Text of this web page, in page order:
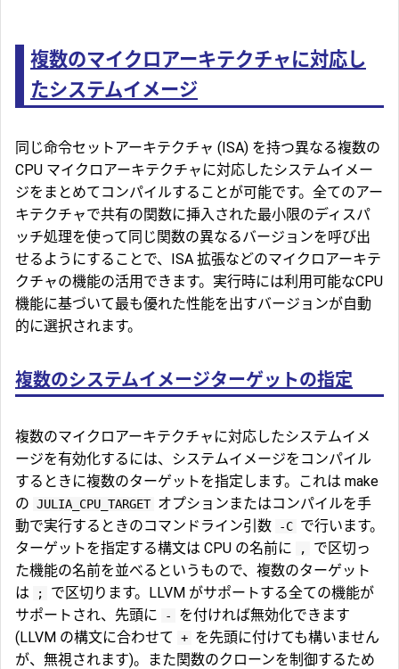
複数のマイクロアーキテクチャに対応し
たシステムイメージ
同じ命令セットアーキテクチャ (ISA) を持つ異なる複数の
CPU マイクロアーキテクチャに対応したシステムイメー
ジをまとめてコンパイルすることが可能です。全てのアー
キテクチャで共有の関数に挿入された最小限のディスパ
ッチ処理を使って同じ関数の異なるバージョンを呼び出
せるようにすることで、ISA 拡張などのマイクロアーキテ
クチャの機能の活用できます。実行時には利用可能なCPU
機能に基づいて最も優れた性能を出すバージョンが自動
的に選択されます。
複数のシステムイメージターゲットの指定
複数のマイクロアーキテクチャに対応したシステムイメ
ージを有効化するには、システムイメージをコンパイル
するときに複数のターゲットを指定します。これは make
の JULIA_CPU_TARGET オプションまたはコンパイルを手
動で実行するときのコマンドライン引数
-C で行います。
ターゲットを指定する構文は CPU の名前に
,
で区切っ
た機能の名前を並べるというもので、複数のターゲット
は
;
で区切ります。LLVM がサポートする全ての機能が
サポートされ、先頭に
-
を付ければ無効化できます
(LLVM の構文に合わせて + を先頭に付けても構いません
が、無視されます)。また関数のクローンを制御するため